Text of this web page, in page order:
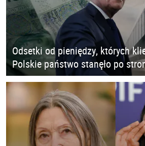
Odsetki od pieniędzy, których
Polskie państwo stanęło po